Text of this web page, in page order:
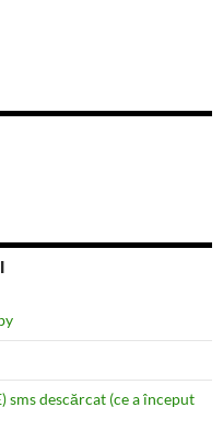
sms descărcat (ce a început